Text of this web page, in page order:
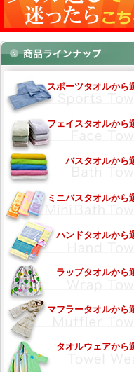
スポーツタオルから
フェイスタオルから
バスタオルから
ミニバスタオルから
ハンドタオルから
ラップタオルから
マフラータオルから
タオルウェアから